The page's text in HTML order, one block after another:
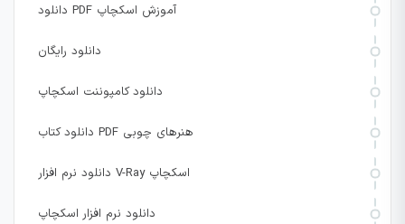
دانلود PDF آموزش اسکچاپ
دانلود رایگان
دانلود کامپوننت اسکچاپ
دانلود کتاب PDF هنرهای چوبی
دانلود نرم افزار V-Ray اسکچاپ
دانلود نرم افزار اسکچاپ